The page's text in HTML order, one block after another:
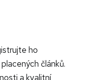
ho
článků.
a kvalitní